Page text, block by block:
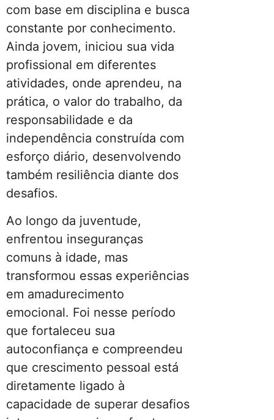
com base em disciplina e busca
constante por conhecimento.
Ainda jovem, iniciou sua vida
profissional em diferentes
atividades, onde aprendeu, na
prática, o valor do trabalho, da
responsabilidade e da
independência construída com
esforço diário, desenvolvendo
também resiliência diante dos
desafios.
Ao longo da juventude,
enfrentou inseguranças
comuns à idade, mas
transformou essas experiências
em amadurecimento
emocional. Foi nesse período
que fortaleceu sua
autoconfiança e compreendeu
que crescimento pessoal está
diretamente ligado à
capacidade de superar desafios